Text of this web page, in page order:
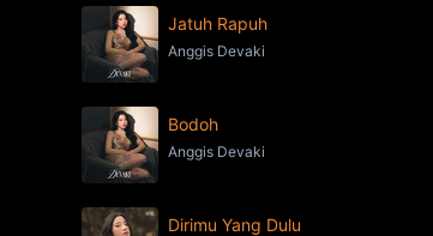
Jatuh Rapuh
Anggis Devaki
Bodoh
Anggis Devaki
Dirimu Yang Dulu